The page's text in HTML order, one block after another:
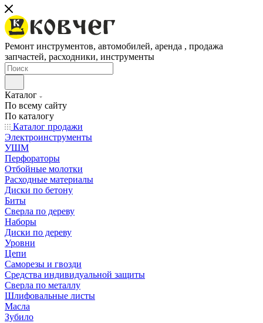
Ремонт инструментов, автомобилей, аренда , продажа
запчастей, расходники, инструменты
Каталог
По всему сайту
По каталогу
Каталог продажи
Электроинструменты
УШМ
Перфораторы
Отбойные молотки
Расходные материалы
Диски по бетону
Биты
Сверла по дереву
Наборы
Диски по дереву
Уровни
Цепи
Саморезы и гвозди
Средства индивидуальной защиты
Сверла по металлу
Шлифовальные листы
Масла
Зубило